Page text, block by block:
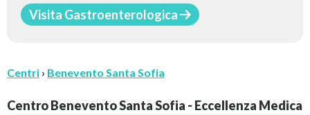
Visita Gastroenterologica
Centri › Benevento Santa Sofia
Centro Benevento Santa Sofia - Eccellenza Medica